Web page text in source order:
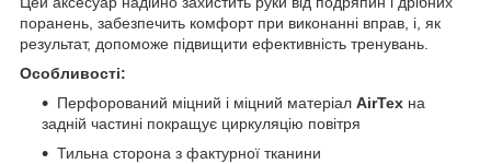
поранень, забезпечить комфорт при виконанні вправ, і, як
результат, допоможе підвищити ефективність тренувань.
Особливості:
Перфорований міцний і міцний матеріал AirTex на
задній частині покращує циркуляцію повітря
Тильна сторона з фактурної тканини